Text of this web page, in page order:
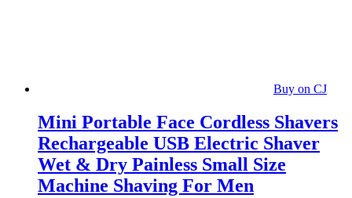
Buy on CJ
Mini Portable Face Cordless Shavers
Rechargeable USB Electric Shaver
Wet & Dry Painless Small Size
Machine Shaving For Men